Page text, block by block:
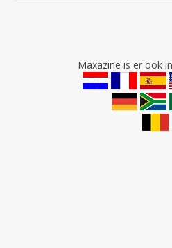
Maxazine is er ook